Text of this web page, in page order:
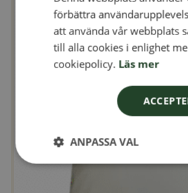
förbättra
att använda vår webbplats
till alla cookies i enlighet
cookiepolicy. Läs mer
ANPASSA VAL